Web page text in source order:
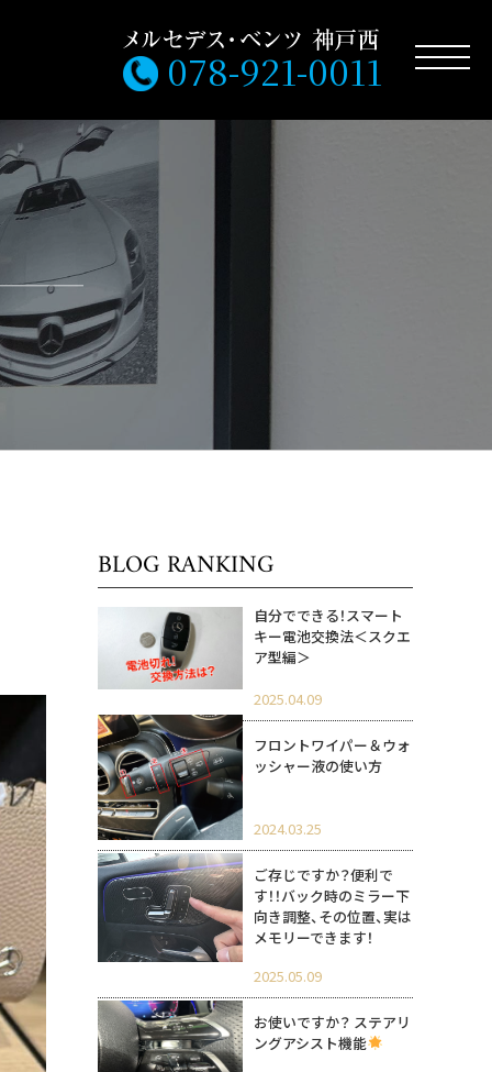
078-921-0011
BLOG RANKING
自分でできる！スマート
キー電池交換法＜スクエ
ア型編＞
2025.04.09
フロントワイパー＆ウォ
ッシャー液の使い方
2024.03.25
ご存じですか？便利で
す！！バック時のミラー下
向き調整、その位置、実は
メモリーできます！
2025.05.09
お使いですか？ ステアリ
ングアシスト機能